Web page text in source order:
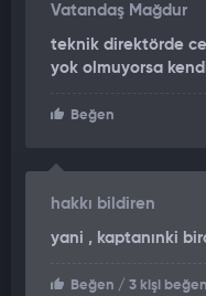
Vatandaş Mağdur
teknik direktörde
yok olmuyorsa kendi
Beğen
hakkı bildiren
yani , kaptanınki
Beğen / 3 kişi